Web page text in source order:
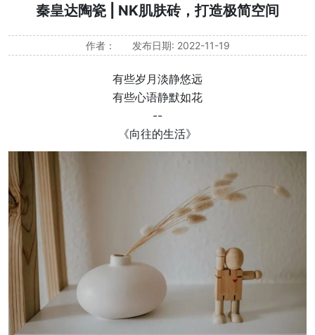
秦皇达陶瓷 | NK肌肤砖，打造极简空间
作者： 发布日期: 2022-11-19
有些岁月淡静悠远
有些心语静默如花
--
《向往的生活》